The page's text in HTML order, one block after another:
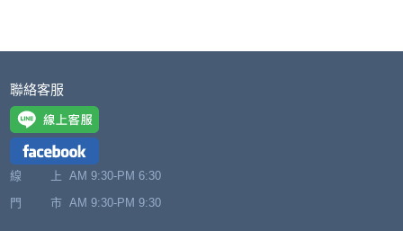
聯絡客服
線 上 AM 9:30-PM 6:30
門 市 AM 9:30-PM 9:30